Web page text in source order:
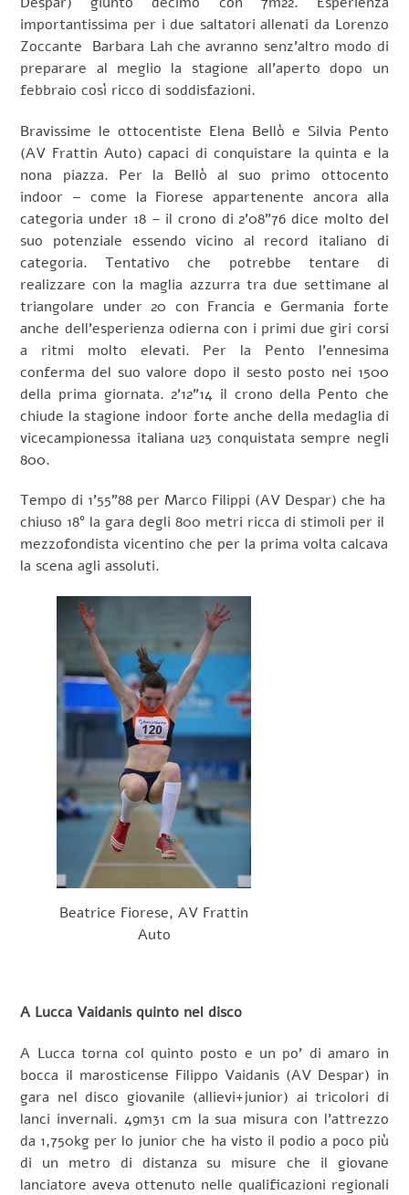
importantissima per i due saltatori allenati da Lorenzo
Zoccante Barbara Lah che avranno senz’altro modo di
preparare al meglio la stagione all’aperto dopo un
febbraio così ricco di soddisfazioni.
Bravissime le ottocentiste Elena Bellò e Silvia Pento
(AV Frattin Auto) capaci di conquistare la quinta e la
nona piazza. Per la Bellò al suo primo ottocento
indoor – come la Fiorese appartenente ancora alla
categoria under 18 – il crono di 2’08”76 dice molto del
suo potenziale essendo vicino al record italiano di
categoria. Tentativo che potrebbe tentare di
realizzare con la maglia azzurra tra due settimane al
triangolare under 20 con Francia e Germania forte
anche dell’esperienza odierna con i primi due giri corsi
a ritmi molto elevati. Per la Pento l’ennesima
conferma del suo valore dopo il sesto posto nei 1500
della prima giornata. 2’12”14 il crono della Pento che
chiude la stagione indoor forte anche della medaglia di
vicecampionessa italiana u23 conquistata sempre negli
800.
Tempo di 1’55”88 per Marco Filippi (AV Despar) che ha
chiuso 18° la gara degli 800 metri ricca di stimoli per il
mezzofondista vicentino che per la prima volta calcava
la scena agli assoluti.
Beatrice Fiorese, AV Frattin
Auto
A Lucca Vaidanis quinto nel disco
A Lucca torna col quinto posto e un po’ di amaro in
bocca il marosticense Filippo Vaidanis (AV Despar) in
gara nel disco giovanile (allievi+junior) ai tricolori di
lanci invernali. 49m31 cm la sua misura con l’attrezzo
da 1,750kg per lo junior che ha visto il podio a poco più
di un metro di distanza su misure che il giovane
lanciatore aveva ottenuto nelle qualificazioni regionali